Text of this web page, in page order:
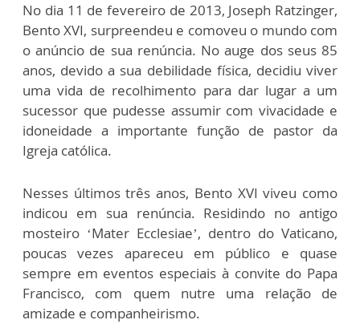
No dia 11 de fevereiro de 2013, Joseph Ratzinger,
Bento XVI, surpreendeu e comoveu o mundo com
o anúncio de sua renúncia. No auge dos seus 85
anos, devido a sua debilidade física, decidiu viver
uma vida de recolhimento para dar lugar a um
sucessor que pudesse assumir com vivacidade e
idoneidade a importante função de pastor da
Igreja católica.
Nesses últimos três anos, Bento XVI viveu como
indicou em sua renúncia. Residindo no antigo
mosteiro ‘Mater Ecclesiae’, dentro do Vaticano,
poucas vezes apareceu em público e quase
sempre em eventos especiais à convite do Papa
Francisco, com quem nutre uma relação de
amizade e companheirismo.